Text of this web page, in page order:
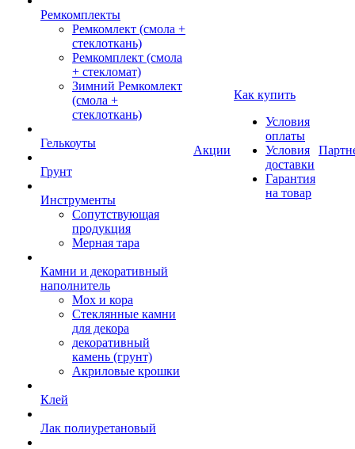
Ремкомплекты
Ремкомлект (смола +
стеклоткань)
Ремкомплект (смола
+ стекломат)
Зимний Ремкомлект
(смола +
стеклоткань)
Гелькоуты
Грунт
Инструменты
Сопутствующая
продукция
Мерная тара
Камни и декоративный
наполнитель
Мох и кора
Стеклянные камни
для декора
декоративный
камень (грунт)
Акриловые крошки
Клей
Лак полиуретановый
Акции
Как купить
Условия
оплаты
Условия
доставки
Гарантия
на товар